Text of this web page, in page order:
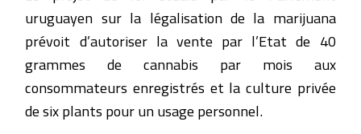
uruguayen sur la légalisation de la marijuana
prévoit d’autoriser la vente par l’Etat de 40
grammes de cannabis par mois aux
consommateurs enregistrés et la culture privée
de six plants pour un usage personnel.